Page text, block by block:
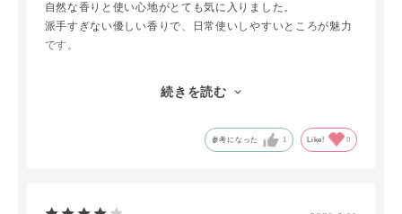
自然な香りと使い心地がとても気に入りました。
派手すぎない優しい香りで、日常使いしやすいところが魅力
です。
使うたびに気分が少し整う感じがあり、
自分にとってはちょっとしたリフレッシュの時間になってい
続きを読む
参考になった 1 Like! 0